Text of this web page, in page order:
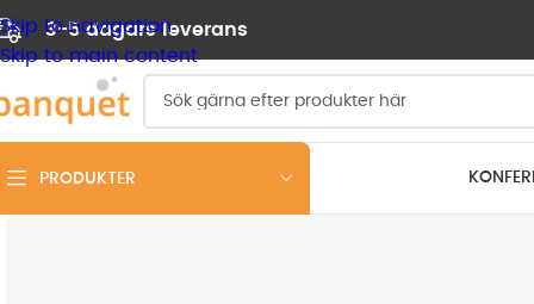
Skip to navigation
Skip to main content
3-5 dagars leverans
PRODUKTER